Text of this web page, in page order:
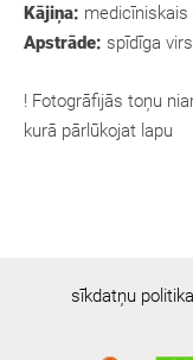
Kājiņa: medicīniskais
Apstrāde: spīdīga
! Fotogrāfijās toņu
kurā pārlūkojat lapu
sīkdatņu politika